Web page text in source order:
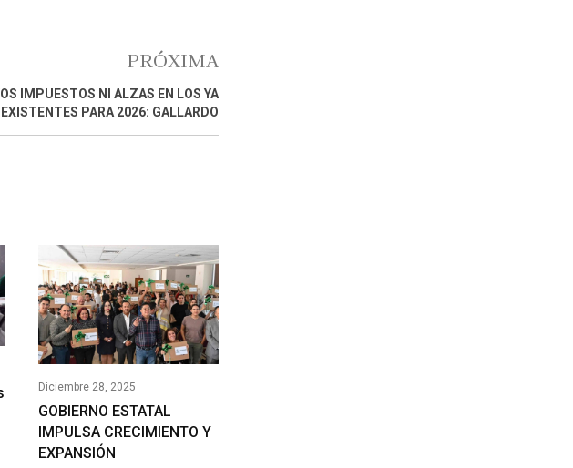
PRÓXIMA
IMPUESTOS NI ALZAS EN LOS YA
EXISTENTES PARA 2026: GALLARDO
Diciembre 28, 2025
GOBIERNO ESTATAL
IMPULSA CRECIMIENTO Y
EXPANSIÓN